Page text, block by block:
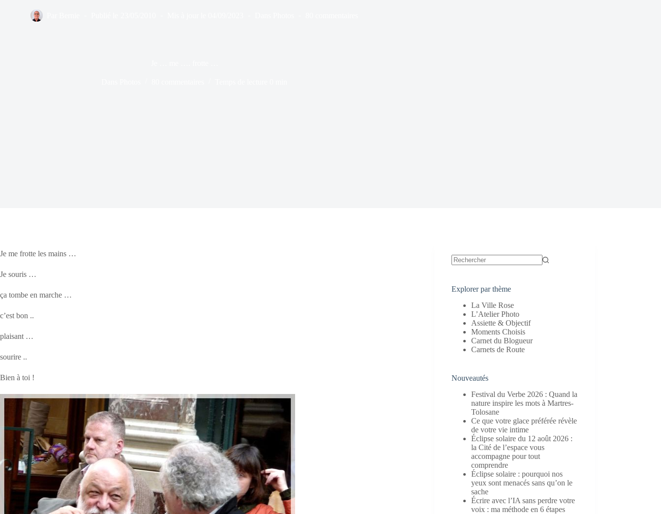
Je me frotte les mains …
Je souris …
ça tombe en marche …
c’est bon ..
plaisant …
sourire ..
Bien à toi !
Explorer par thème
La Ville Rose
L’Atelier Photo
Assiette & Objectif
Moments Choisis
Carnet du Blogueur
Carnets de Route
Nouveautés
Festival du Verbe 2026 : Quand la
nature inspire les mots à Martres-
Tolosane
Ce que votre glace préférée révèle
de votre vie intime
Éclipse solaire du 12 août 2026 :
la Cité de l’espace vous
accompagne pour tout
comprendre
Éclipse solaire : pourquoi nos
yeux sont menacés sans qu’on le
sache
Écrire avec l’IA sans perdre votre
voix : ma méthode en 6 étapes